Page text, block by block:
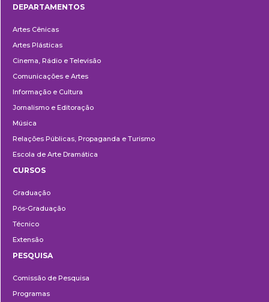
DEPARTAMENTOS
Artes Cênicas
Artes Plásticas
Cinema, Rádio e Televisão
Comunicações e Artes
Informação e Cultura
Jornalismo e Editoração
Música
Relações Públicas, Propaganda e Turismo
Escola de Arte Dramática
CURSOS
Graduação
Pós-Graduação
Técnico
Extensão
PESQUISA
Comissão de Pesquisa
Programas